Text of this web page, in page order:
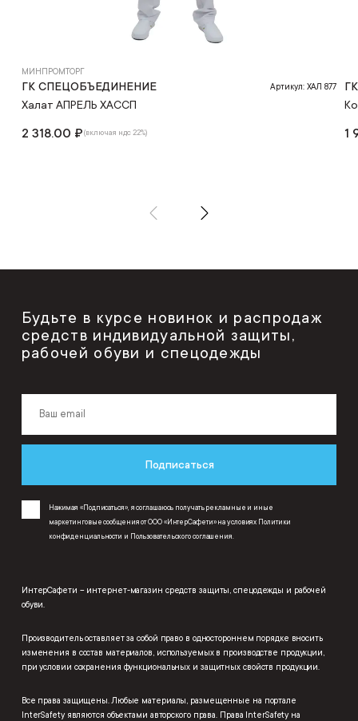
МИНПРОМТОРГ
ГК СПЕЦОБЪЕДИНЕНИЕ Артикул: ХАЛ 877
Халат АПРЕЛЬ ХАССП
2 318.00 ₽(включая ндс 22%) 1
Будьте в курсе новинок и распродаж
средств индивидуальной защиты,
рабочей обуви и спецодежды
Подписаться
Нажимая «Подписаться», я соглашаюсь получать рекламные и иные
маркетинговые сообщения от ООО «ИнтерСафети» на условиях Политики
конфиденциальности и Пользовательского соглашения
ИнтерСафети – интернет-магазин средств защиты, спецодежды и рабочей
обуви.
Производитель оставляет за собой право в одностороннем порядке вносить
изменения в состав материалов, используемых в производстве продукции,
при условии сохранения функциональных и защитных свойств продукции.
Все права защищены. Любые материалы, размещенные на портале
InterSafety являются объектами авторского права. Права InterSafety на